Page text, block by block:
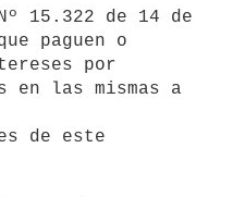
paguen o
en las mismas a